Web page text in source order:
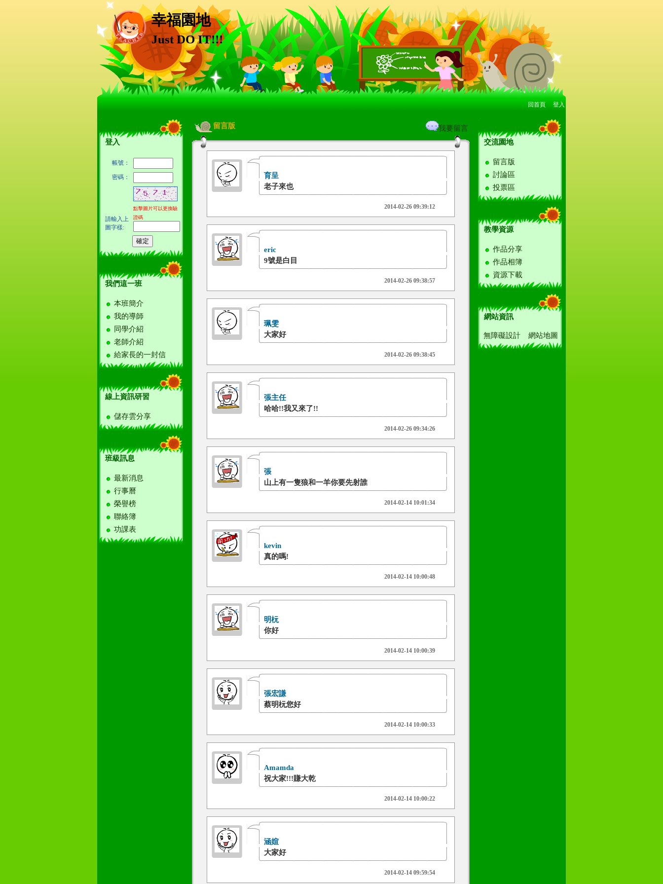
幸福園地
Just DO IT!!!
回首頁 登入
登入
帳號：
密碼：
請輸入上
圖字樣:
點擊圖片可以更換驗
證碼
我們這一班
本班簡介
我的導師
同學介紹
老師介紹
給家長的一封信
線上資訊研習
儲存雲分享
班級訊息
最新消息
行事曆
榮譽榜
聯絡簿
功課表
留言版 我要留言
育呈
老子來也
2014-02-26 09:39:12
eric
9號是白目
2014-02-26 09:38:57
珮雯
大家好
2014-02-26 09:38:45
張主任
哈哈!!我又來了!!
2014-02-26 09:34:26
張
山上有一隻狼和一羊你要先射誰
2014-02-14 10:01:34
kevin
真的嗎!
2014-02-14 10:00:48
明杬
你好
2014-02-14 10:00:39
張宏謙
蔡明杬您好
2014-02-14 10:00:33
Amamda
祝大家!!!賺大乾
2014-02-14 10:00:22
涵媗
大家好
2014-02-14 09:59:54
交流園地
留言版
討論區
投票區
教學資源
作品分享
作品相簿
資源下載
網站資訊
無障礙設計 網站地圖